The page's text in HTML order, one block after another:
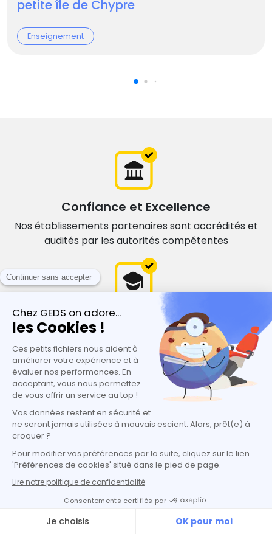
petite île de Chypre
Enseignement
Confiance et Excellence
Nos établissements partenaires sont accrédités et
audités par les autorités compétentes
Vers le succès européen
Les diplômes universitaires sont reconnus dans toute
l’Europe
Respect de la législation
Respect des directives des ordres français
faciliter le retour en France